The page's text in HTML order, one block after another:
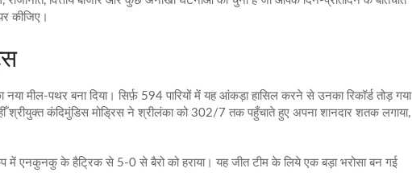
कीजिए।
मील‑पथर बना दिया। सिर्फ़ 594 पारियों में यह आंकड़ा हासिल करने से उनका रिकॉर्ड तोड़ गया
कंदिमुंडिस मोड्रिस ने श्रीलंका को 302/7 तक पहुँचाते हुए अपना शानदार शतक लगाया,
में एनकुनकु के हैट्रिक से 5‑0 से बैरो को हराया। यह जीत टीम के लिये एक बड़ा भरोसा बन गई